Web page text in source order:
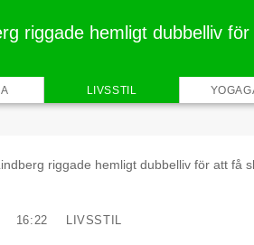
riggade hemligt dubbelliv
LIVSSTIL
riggade hemligt dubbelliv för att få
16:22 LIVSSTIL